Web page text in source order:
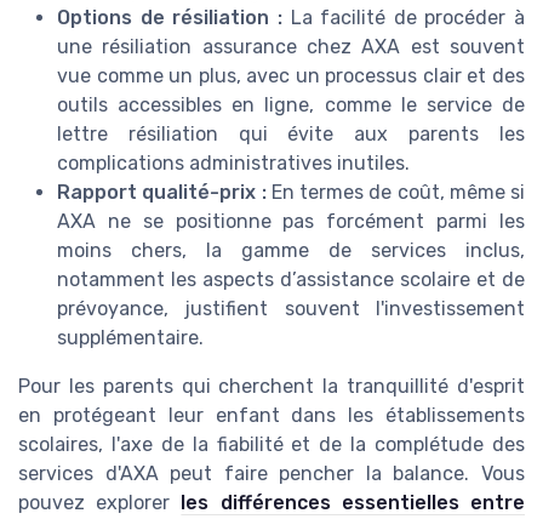
Options de résiliation : La facilité de procéder à
une résiliation assurance chez AXA est souvent
vue comme un plus, avec un processus clair et des
outils accessibles en ligne, comme le service de
lettre résiliation qui évite aux parents les
complications administratives inutiles.
Rapport qualité-prix : En termes de coût, même si
AXA ne se positionne pas forcément parmi les
moins chers, la gamme de services inclus,
notamment les aspects d’assistance scolaire et de
prévoyance, justifient souvent l'investissement
supplémentaire.
Pour les parents qui cherchent la tranquillité d'esprit
en protégeant leur enfant dans les établissements
scolaires, l'axe de la fiabilité et de la complétude des
services d'AXA peut faire pencher la balance. Vous
pouvez explorer
les différences essentielles entre